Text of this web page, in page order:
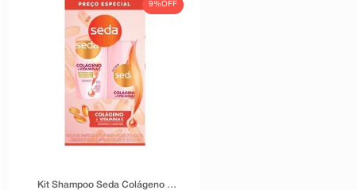
9%OFF
Kit Shampoo Seda Colágeno +